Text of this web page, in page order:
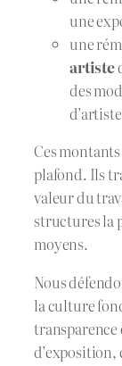
une
une
artiste
des
Ces
plafond. Ils
valeur du
structures la
moyens.
Nous
la culture